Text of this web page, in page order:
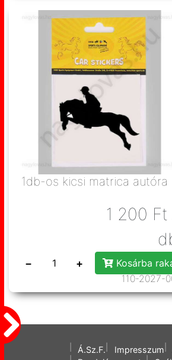
1db-os kicsi matrica autóra
1 200 Ft
− +
Kosárba
110-2027-
Á.Sz.F. Impresszum